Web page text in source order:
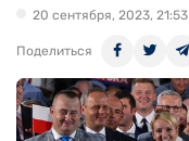
20 сентября, 2023, 21:53
Поделиться